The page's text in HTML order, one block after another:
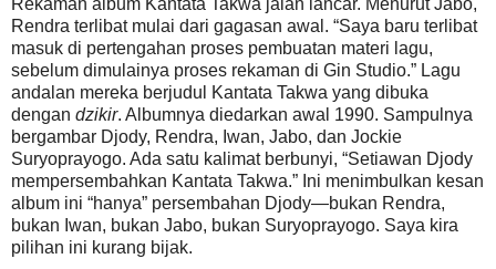
Rendra terlibat mulai dari gagasan awal. “Saya baru terlibat
masuk di pertengahan proses pembuatan materi lagu,
sebelum dimulainya proses rekaman di Gin Studio.” Lagu
andalan mereka berjudul Kantata Takwa yang dibuka
dengan dzikir. Albumnya diedarkan awal 1990. Sampulnya
bergambar Djody, Rendra, Iwan, Jabo, dan Jockie
Suryoprayogo. Ada satu kalimat berbunyi, “Setiawan Djody
mempersembahkan Kantata Takwa.” Ini menimbulkan kesan
album ini “hanya” persembahan Djody—bukan Rendra,
bukan Iwan, bukan Jabo, bukan Suryoprayogo. Saya kira
pilihan ini kurang bijak.